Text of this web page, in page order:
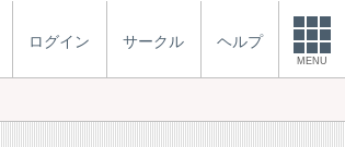
ログイン サークル ヘルプ
MENU